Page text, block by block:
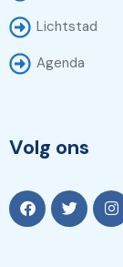
Lichtstad
Agenda
Volg ons